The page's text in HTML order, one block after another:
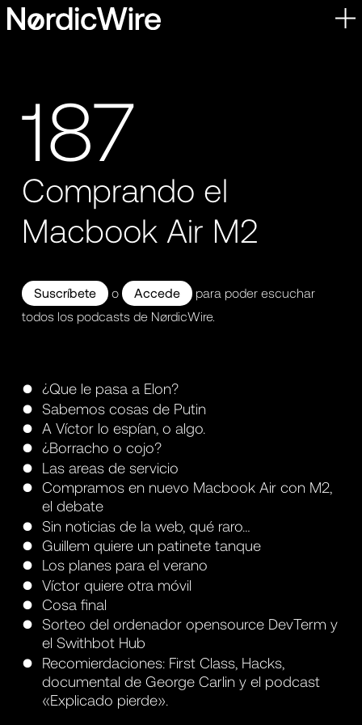
Skip
to
187
Comprando el
Macbook Air M2
Suscríbete o Accede
para poder escuchar
todos los podcasts de NørdicWire.
¿Que le pasa a Elon?
Sabemos cosas de Putin
A Víctor lo espían, o algo.
¿Borracho o cojo?
Las areas de servicio
Compramos en nuevo Macbook Air con M2,
el debate
Sin noticias de la web, qué raro…
Guillem quiere un patinete tanque
Los planes para el verano
Víctor quiere otra móvil
Cosa final
Sorteo del ordenador opensource DevTerm y
el Swithbot Hub
Recomierdaciones: First Class, Hacks,
documental de George Carlin y el podcast
«Explicado pierde».